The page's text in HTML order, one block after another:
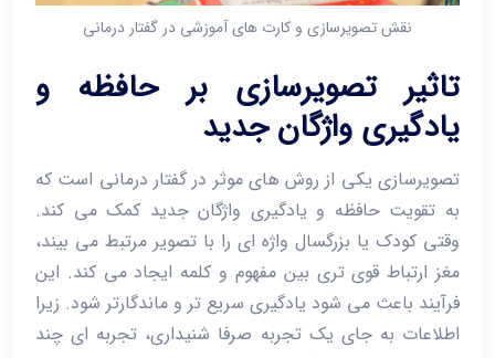
نقش تصویرسازی و کارت ‌های آموزشی در گفتار درمانی
تاثیر تصویرسازی بر حافظه و
یادگیری واژگان جدید
تصویرسازی یکی از روش ‌های موثر در گفتار درمانی است که
به تقویت حافظه و یادگیری واژگان جدید کمک می ‌کند.
وقتی کودک یا بزرگسال واژه ‌ای را با تصویر مرتبط می ‌بیند،
مغز ارتباط قوی ‌تری بین مفهوم و کلمه ایجاد می ‌کند. این
فرآیند باعث می‌ شود یادگیری سریع‌ تر و ماندگارتر شود. زیرا
اطلاعات به جای یک تجربه صرفا شنیداری، تجربه‌ ای چند